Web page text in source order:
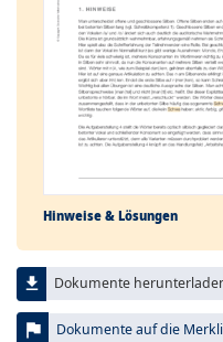
Hinweise & Lösungen
file_download Dokumente
flag Dokumente auf die